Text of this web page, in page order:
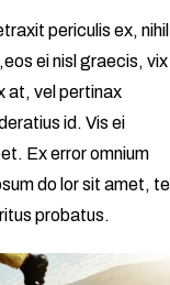
periculis ex, nihil
ei nisl graecis, vix
at, vel pertinax
id. Vis ei
Ex error omnium
do lor sit amet, te
probatus.